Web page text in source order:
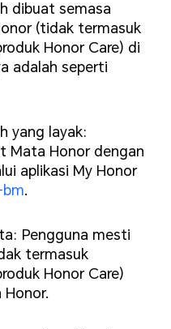
dibuat semasa
(tidak termasuk
Honor Care) di
adalah seperti
yang layak:
Mata Honor dengan
aplikasi My Honor
.
Pengguna mesti
termasuk
Honor Care)